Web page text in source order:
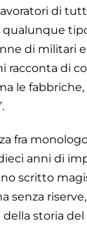
di
qualunque
di militari
racconta di
le fabbriche,
fra
anni di
scritto
senza
storia